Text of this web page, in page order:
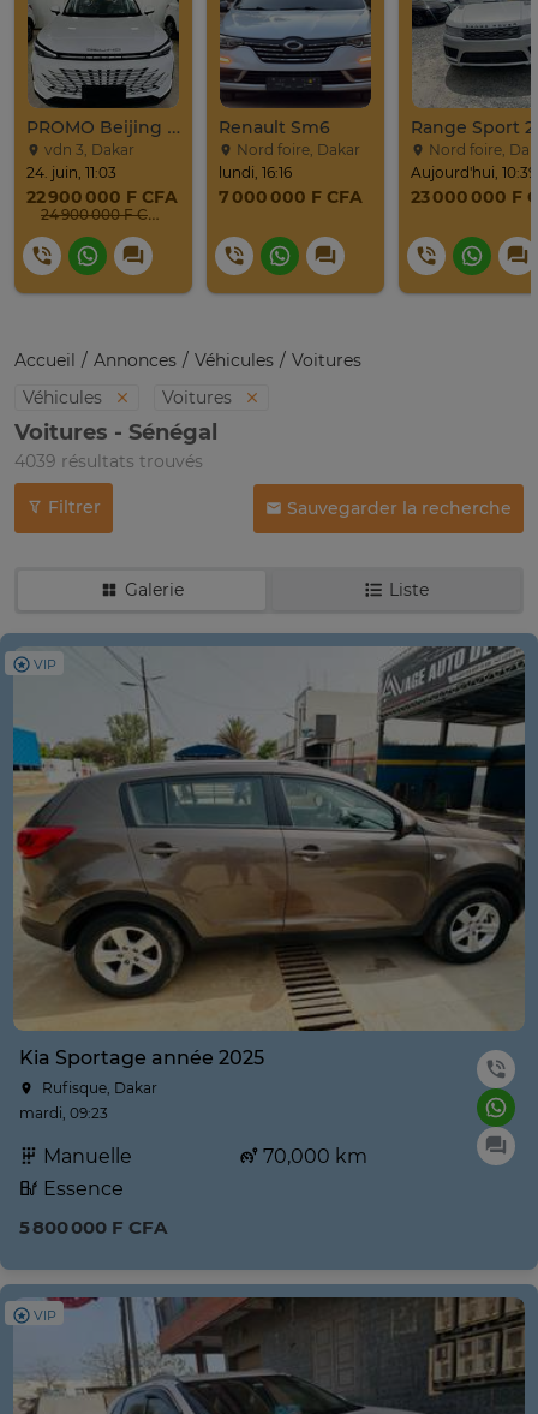
PROMO Beijing X7 / 2025
vdn 3, Dakar
24. juin, 11:03
22 900 000 F CFA
24 900 000 F CFA
Renault Sm6
Nord foire, Dakar
lundi, 16:16
7 000 000 F CFA
Range Sport
Nord foire,
Aujourd'hui, 10:39
23 000 000 F
Accueil Annonces Véhicules
Voitures
Véhicules
Voitures
Voitures - Sénégal
4039 résultats trouvés
Filtrer Sauvegarder la recherche
Galerie Liste
VIP
Kia Sportage année 2025
Rufisque, Dakar
mardi, 09:23
Manuelle
70,000 km
Essence
5 800 000 F CFA
VIP